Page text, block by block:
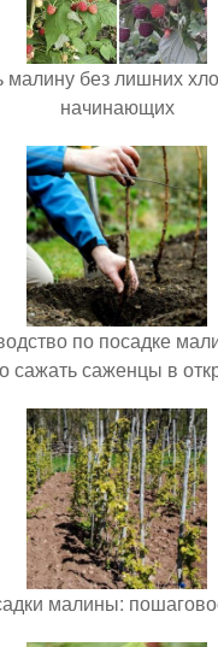
малину без лишних
начинающих
по посадке
сажать саженцы в
малины: